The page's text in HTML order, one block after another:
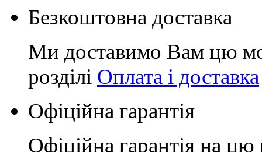
Безкоштовна доставка
Ми доставимо Вам цю
розділі Оплата і доставка
Офіційна гарантія
Офіційна гарантія на